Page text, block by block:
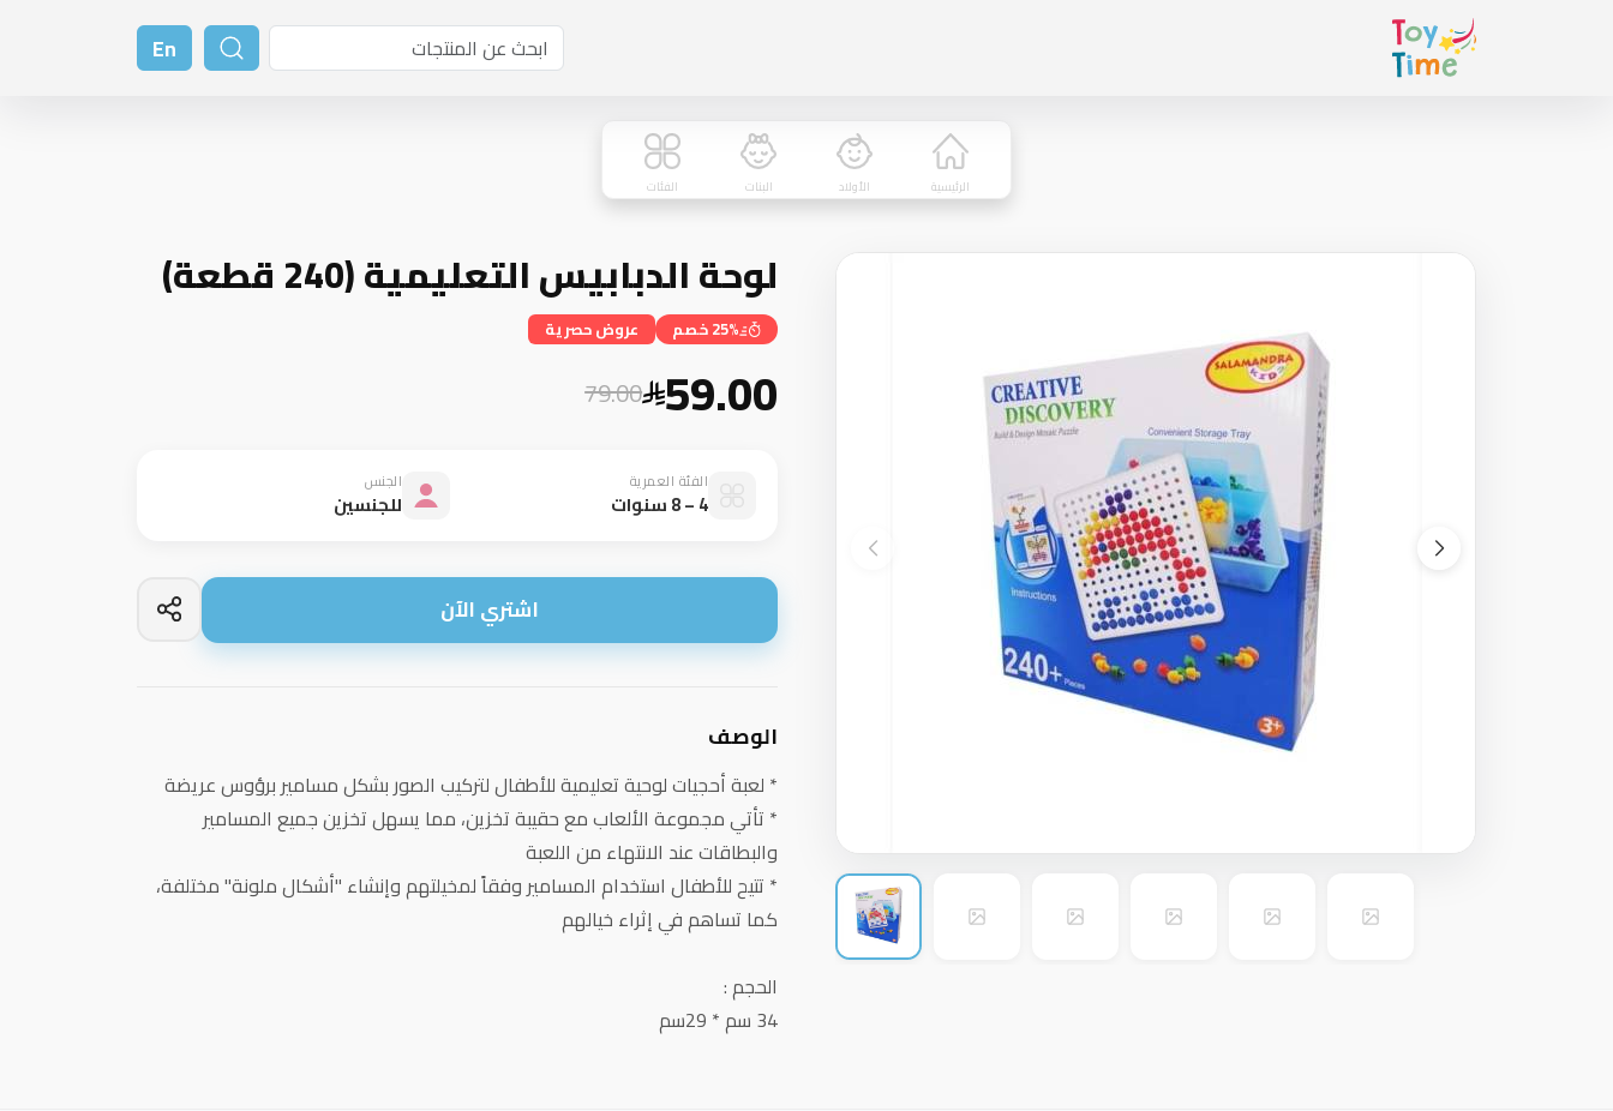
En
الرئيسية الأولاد البنات الفئات
لوحة الدبابيس التعليمية (240 قطعة)
25% خصم عروض حصرية
59.00
79.00
الفئة العمرية
4 – 8 سنوات
الجنس
للجنسين
اشتري الآن
الوصف
* لعبة أحجيات لوحية تعليمية للأطفال لتركيب الصور بشكل مسامير برؤوس عريضة
* تأتي مجموعة الألعاب مع حقيبة تخزين، مما يسهل تخزين جميع المسامير
والبطاقات عند الانتهاء من اللعبة
* تتيح للأطفال استخدام المسامير وفقاً لمخيلتهم وإنشاء "أشكال ملونة" مختلفة،
كما تساهم في إثراء خيالهم
الحجم :
34 سم * 29سم